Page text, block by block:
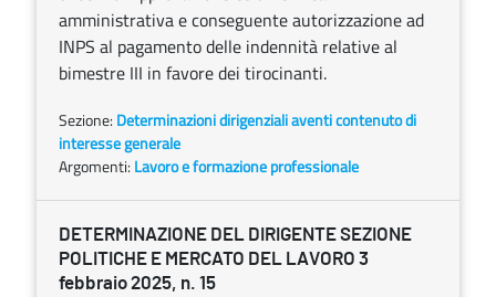
amministrativa e conseguente autorizzazione ad
INPS al pagamento delle indennità relative al
bimestre III in favore dei tirocinanti.
Sezione: Determinazioni dirigenziali aventi contenuto di
interesse generale
Argomenti: Lavoro e formazione professionale
DETERMINAZIONE DEL DIRIGENTE SEZIONE
POLITICHE E MERCATO DEL LAVORO 3
febbraio 2025, n. 15